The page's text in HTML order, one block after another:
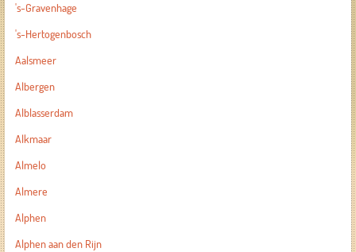
's-Gravenhage
's-Hertogenbosch
Aalsmeer
Albergen
Alblasserdam
Alkmaar
Almelo
Almere
Alphen
Alphen aan den Rijn